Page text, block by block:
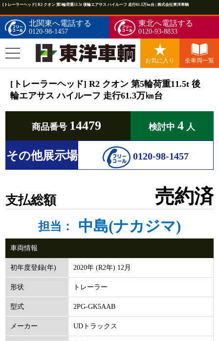
[トレーラーヘッド] R2 クオン 第5輪荷重11.5t 後輪エアサス ハイルーフ 走行61.3万㎞台 | 株式会社東洋車輌
北関東へ電話する
0120-98-1457
東北へ電話する
0120-93-8833
お気に入り 全車両一覧
[トレーラーヘッド] R2 クオン 第5輪荷重11.5t 後
輪エアサス ハイルーフ 走行61.3万㎞台
商品番号 14479 検討中 4 人
その他展示場 0120-98-1457
支払総額 売約済
担当： 中島(ナカジマ)
車両情報
初年度登録(年) 2020年 (R2年) 12月
形状 トレーラー
型式 2PG-GK5AAB
メーカー UDトラックス